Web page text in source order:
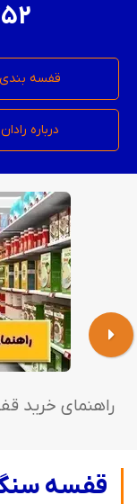
قفسه بندی
درباره رادان
راهنمای خرید قفسه
قفسه